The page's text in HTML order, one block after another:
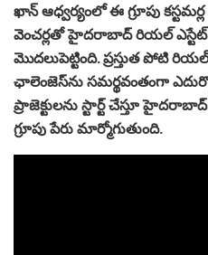
ఖాన్ ఆధ్వర్యంలో ఈ గ్రూపు
వెంచర్లతో హైదరాబాద్ రియల్ ఎస్టేట్
మొదలుపెట్టింది. ప్రస్తుత పోటి
ఛాలెంజెస్‌ను సమర్థవంతంగా
ప్రాజెక్టులను స్టార్ట్ చేస్తూ
గ్రూపు పేరు మార్మోగుతుంది.